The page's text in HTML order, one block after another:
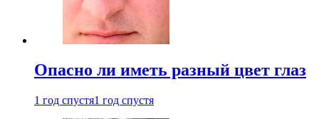
Опасно ли иметь разный цвет глаз
1 год спустя1 год спустя